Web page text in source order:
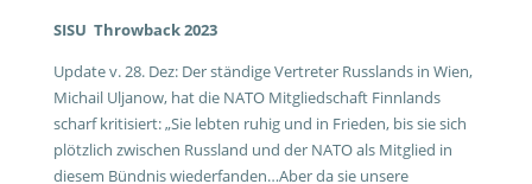
SISU Throwback 2023
Update v. 28. Dez: Der ständige Vertreter Russlands in Wien,
Michail Uljanow, hat die NATO Mitgliedschaft Finnlands
scharf kritisiert: „Sie lebten ruhig und in Frieden, bis sie sich
plötzlich zwischen Russland und der NATO als Mitglied in
diesem Bündnis wiederfanden…Aber da sie unsere